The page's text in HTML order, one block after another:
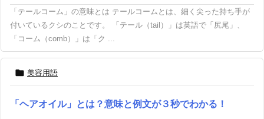
「テールコーム」の意味とは テールコームとは、細く尖った持ち手が
付いているクシのことです。 「テール（tail）」は英語で「尻尾」、
「コーム（comb）」は「ク ...
 美容用語
「ヘアオイル」とは？意味と例文が３秒でわかる！